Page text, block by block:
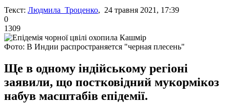
Текст: Людмила Троценко, 24 травня 2021, 17:39
0
1309
Фото: В Индии распространяется "черная плесень"
Ще в одному індійському регіоні
заявили, що постковідний мукормікоз
набув масштабів епідемії.